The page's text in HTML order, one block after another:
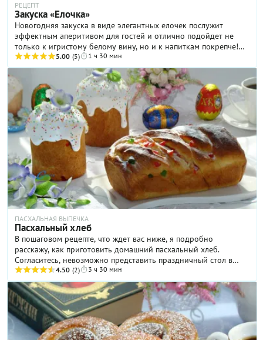
РЕЦЕПТ
Закуска «Елочка»
Новогодняя закуска в виде элегантных елочек послужит
эффектным аперитивом для гостей и отлично подойдет не
только к игристому белому вину, но и к напиткам покрепче!
Наполнение каждой «елочки» — это нежный сливочно-
творожный мусс с добавлением слабосоленого лосося, куда по
желанию можно включить и красную икру (все-таки Новый
год!). А чтобы эстетичным получился не только разрез, но и
корпус изделия, в тесто для него мы подмешали овощное
пюре из сладкого желтого перца! Такую оригинальную подачу
рыбной закуски ваши гости точно еще не видели!
5.00 (5) 1 ч 30 мин
ПАСХАЛЬНАЯ ВЫПЕЧКА
Пасхальный хлеб
В пошаговом рецепте, что ждет вас ниже, я подробно
расскажу, как приготовить домашний пасхальный хлеб.
Согласитесь, невозможно представить праздничный стол в
Светлое Воскресение без ароматной сдобной выпечки к чаю!
Рецептов пасхального хлеба существует очень много. Я же
хочу предложить свой вариант выпечки — с влажным и
волокнистым мякишем, который долго не черствеет. От такого
нежного хлеба приятно отрывать кусочки прямо руками,
любуясь как тянутся волокна и наслаждаясь ароматом сдобы.
Готовим?
4.50 (2) 3 ч 30 мин